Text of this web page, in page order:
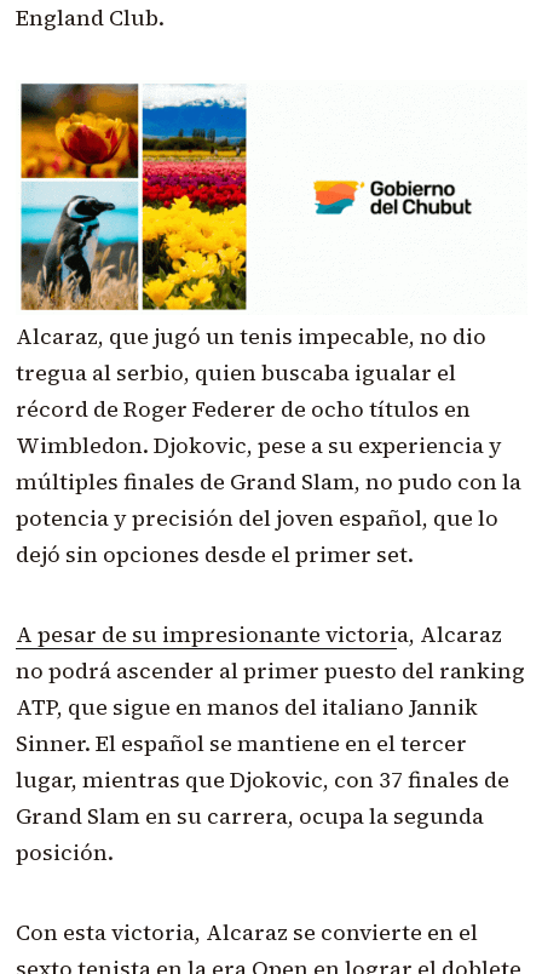
England Club.
Alcaraz, que jugó un tenis impecable, no dio
tregua al serbio, quien buscaba igualar el
récord de Roger Federer de ocho títulos en
Wimbledon. Djokovic, pese a su experiencia y
múltiples finales de Grand Slam, no pudo con la
potencia y precisión del joven español, que lo
dejó sin opciones desde el primer set.
A pesar de su impresionante victoria, Alcaraz
no podrá ascender al primer puesto del ranking
ATP, que sigue en manos del italiano Jannik
Sinner. El español se mantiene en el tercer
lugar, mientras que Djokovic, con 37 finales de
Grand Slam en su carrera, ocupa la segunda
posición.
Con esta victoria, Alcaraz se convierte en el